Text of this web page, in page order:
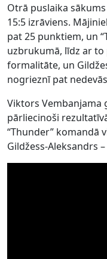
Otrā puslaika
15:5 izrāviens.
pat 25 punktiem, un
uzbrukumā, līdz ar
formalitāte, un
nogrieznī pat
Viktors Vembanjama
pārliecinoši
“Thunder” komandā
Gildžess-Aleksandrs –